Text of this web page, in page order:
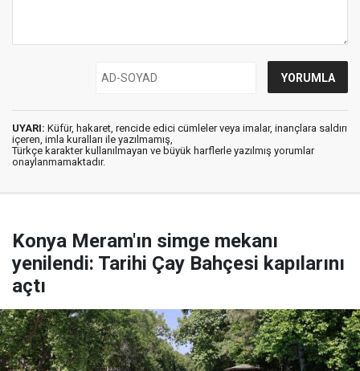
UYARI: Küfür, hakaret, rencide edici cümleler veya imalar, inançlara saldırı
içeren, imla kuralları ile yazılmamış,
Türkçe karakter kullanılmayan ve büyük harflerle yazılmış yorumlar
onaylanmamaktadır.
Konya Meram'ın simge mekanı
yenilendi: Tarihi Çay Bahçesi kapılarını
açtı